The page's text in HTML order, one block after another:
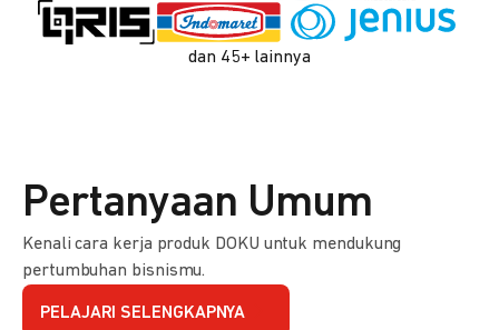
dan 45+ lainnya
Pertanyaan Umum
Kenali cara kerja produk DOKU untuk mendukung
pertumbuhan bisnismu.
PELAJARI SELENGKAPNYA